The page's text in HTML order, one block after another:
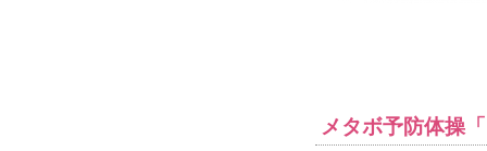
メタボ予防体操